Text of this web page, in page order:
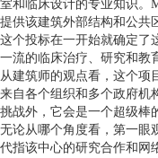
室和临床设计的专业知识。
提供该建筑外部结构和公共
这个投标在一开始就确定
一流的临床治疗、研究和教
从建筑师的观点看，这个项
来自各个组织和多个政府机
挑战外，它会是一个超级棒
无论从哪个角度看，第一眼
代指该中心的研究合作和网